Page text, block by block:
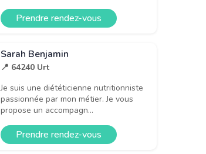
Prendre rendez-vous
Sarah Benjamin
📍 64240 Urt
Je suis une diététicienne nutritionniste
passionnée par mon métier. Je vous
propose un accompagn...
Prendre rendez-vous